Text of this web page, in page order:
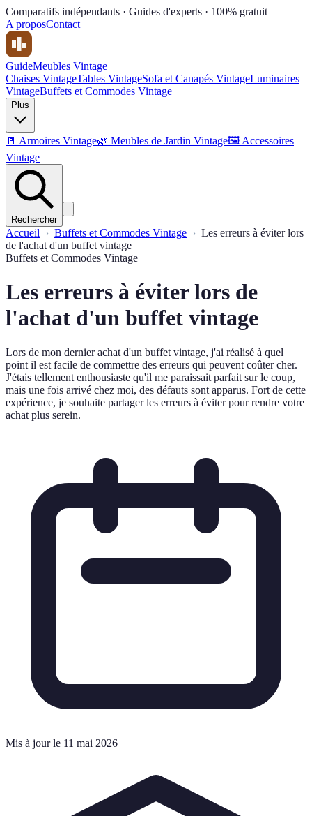
Comparatifs indépendants · Guides d'experts · 100% gratuit
A proposContact
GuideMeubles Vintage
Chaises VintageTables VintageSofa et Canapés VintageLuminaires
VintageBuffets et Commodes Vintage
Plus
🚪 Armoires Vintage🌿 Meubles de Jardin Vintage🖼 Accessoires
Vintage
Rechercher
Accueil Buffets et Commodes Vintage
Les erreurs à éviter lors
de l'achat d'un buffet vintage
Buffets et Commodes Vintage
Les erreurs à éviter lors de
l'achat d'un buffet vintage
Lors de mon dernier achat d'un buffet vintage, j'ai réalisé à quel
point il est facile de commettre des erreurs qui peuvent coûter cher.
J'étais tellement enthousiaste qu'il me paraissait parfait sur le coup,
mais une fois arrivé chez moi, des défauts sont apparus. Fort de cette
expérience, je souhaite partager les erreurs à éviter pour rendre votre
achat plus serein.
Mis à jour le 11 mai 2026